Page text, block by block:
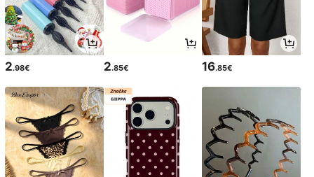
2.98€ 2.85€ 16.85€